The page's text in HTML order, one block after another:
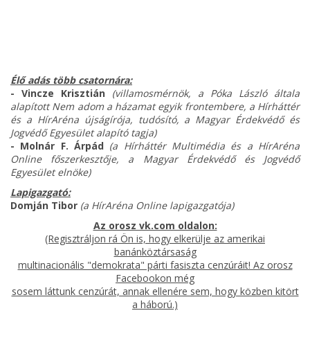
Élő adás több csatornára:
- Vincze Krisztián (villamosmérnök, a Póka László általa
alapított Nem adom a házamat egyik frontembere, a Hírháttér
és a HírAréna újságírója, tudósító, a Magyar Érdekvédő és
Jogvédő Egyesület alapító tagja)
- Molnár F. Árpád (a Hírháttér Multimédia és a HírAréna
Online főszerkesztője, a Magyar Érdekvédő és Jogvédő
Egyesület elnöke)
Lapigazgató:
Domján Tibor (a HírAréna Online lapigazgatója)
Az orosz vk.com oldalon:
(Regisztráljon rá Ön is, hogy elkerülje az amerikai
banánköztársaság
multinacionális "demokrata" párti fasiszta cenzúráit! Az orosz
Facebookon még
sosem láttunk cenzúrát, annak ellenére sem, hogy közben kitört
a háború.)